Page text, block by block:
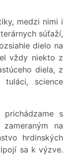
medzi nimi i
súťaží,
dielo na
vždy niekto z
diela, z
tuláci, science
s
na
hrdinských
sa k výzve.